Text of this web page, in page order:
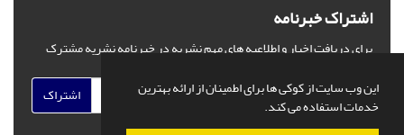
این وب سایت از کوکی ها برای اطمینان از ارائه بهترین
خدمات استفاده می کند.
اشتراک خبرنامه
برای دریافت اخبار و اطلاعیه های مهم نشریه در خبرنامه نشریه مشترک
اشتراک